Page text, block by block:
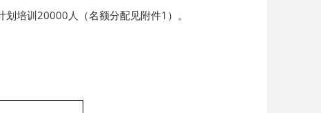
培训20000人（名额分配见附件1）。